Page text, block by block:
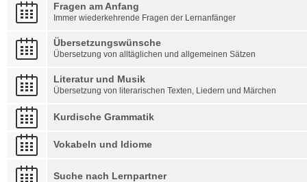
Fragen am Anfang
Immer wiederkehrende Fragen der Lernanfänger
Übersetzungswünsche
Übersetzung von alltäglichen und allgemeinen Sätzen
Literatur und Musik
Übersetzung von literarischen Texten, Liedern und Märchen
Kurdische Grammatik
Vokabeln und Idiome
Suche nach Lernpartner